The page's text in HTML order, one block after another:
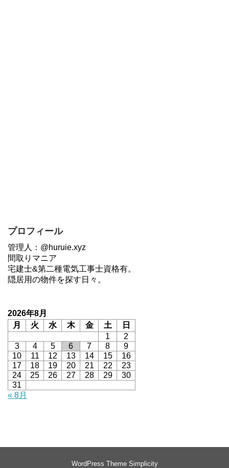
プロフィール
管理人：@huruie.xyz
間取りマニア
宅建士&第二種電気工事士資格有。
隠居用の物件を探す日々。
2026年8月
月
火 水 木 金 土
日
1
2
3
4 5 6 7 8
9
10
11 12 13 14 15
16
17
18 19 20 21 22
23
24
25 26 27 28 29
30
31
« 8月
WordPress Theme Simplicity